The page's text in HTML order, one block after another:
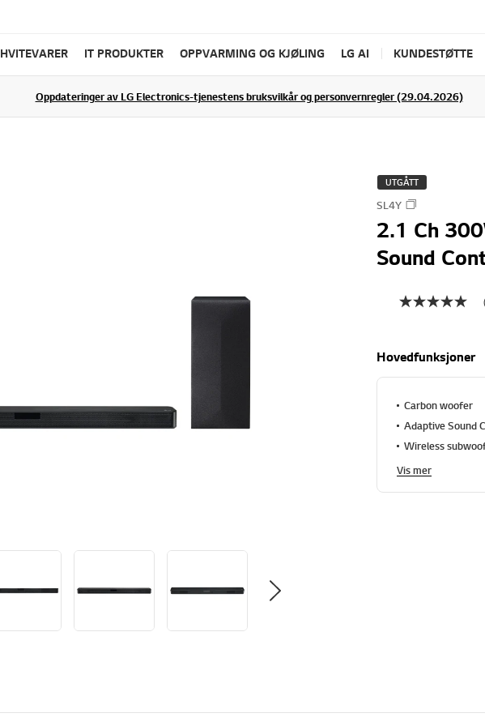
HVITEVARER IT PRODUKTER OPPVARMING OG KJØLING LG AI KUNDESTØTTE
Oppdateringer av LG Electronics-tjenestens bruksvilkår og personvernregler (29.04.2026)
UTGÅTT
SL4Y
2.1 Ch
Sound
i
.
Hovedfunksjoner
Carbon woofer
Adaptive Sound
Wireless
Vis mer